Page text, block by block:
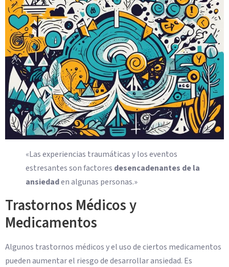
«Las experiencias traumáticas y los eventos
estresantes son factores desencadenantes de la
ansiedaden algunas personas.»
Trastornos Médicos y
Medicamentos
Algunos trastornos médicos y el uso de ciertos medicamentos
pueden aumentar el riesgo de desarrollar ansiedad. Es